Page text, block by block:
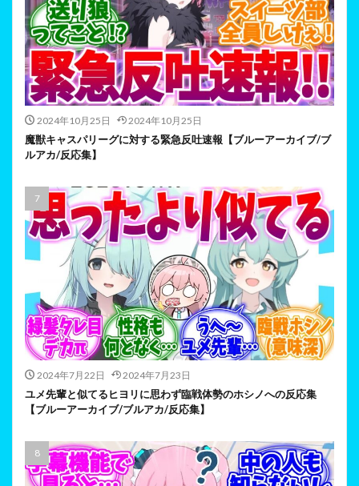
2024年10月25日 2024年10月25日
魔獣キャスパリーグに対する緊急反吐速報【ブルーアーカイブ/ブ
ルアカ/反応集】
2024年7月22日 2024年7月23日
ユメ先輩と似てるヒヨリに思わず臨戦体勢のホシノへの反応集
【ブルーアーカイブ/ブルアカ/反応集】